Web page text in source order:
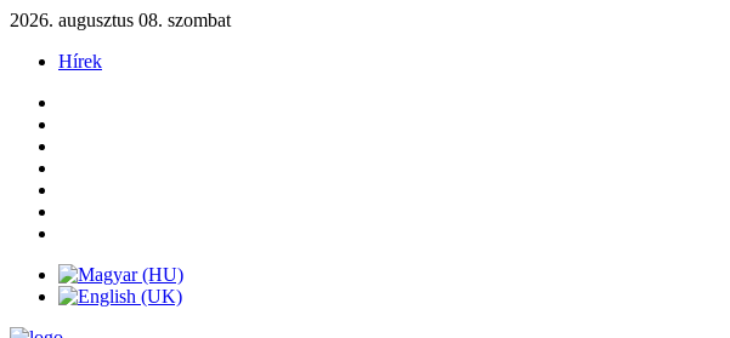
2026. augusztus 08. szombat
Hírek